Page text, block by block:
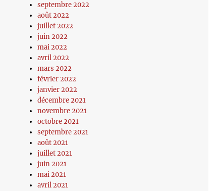
septembre 2022
août 2022
juillet 2022
juin 2022
mai 2022
avril 2022
mars 2022
février 2022
janvier 2022
décembre 2021
novembre 2021
octobre 2021
septembre 2021
août 2021
juillet 2021
juin 2021
mai 2021
avril 2021